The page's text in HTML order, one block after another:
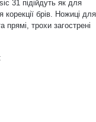
31 підійдуть як для
брів. Ножиці для
прямі, трохи загострені